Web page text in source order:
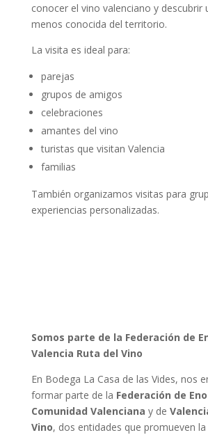
conocer el vino valenciano y descubrir
menos conocida del territorio.
La visita es ideal para:
parejas
grupos de amigos
celebraciones
amantes del vino
turistas que visitan Valencia
familias
También organizamos visitas para
experiencias personalizadas.
Somos parte de la Federación de
Valencia Ruta del Vino
En Bodega La Casa de las Vides, nos
formar parte de la Federación de
Comunidad Valenciana y de
Vino, dos entidades que promueven